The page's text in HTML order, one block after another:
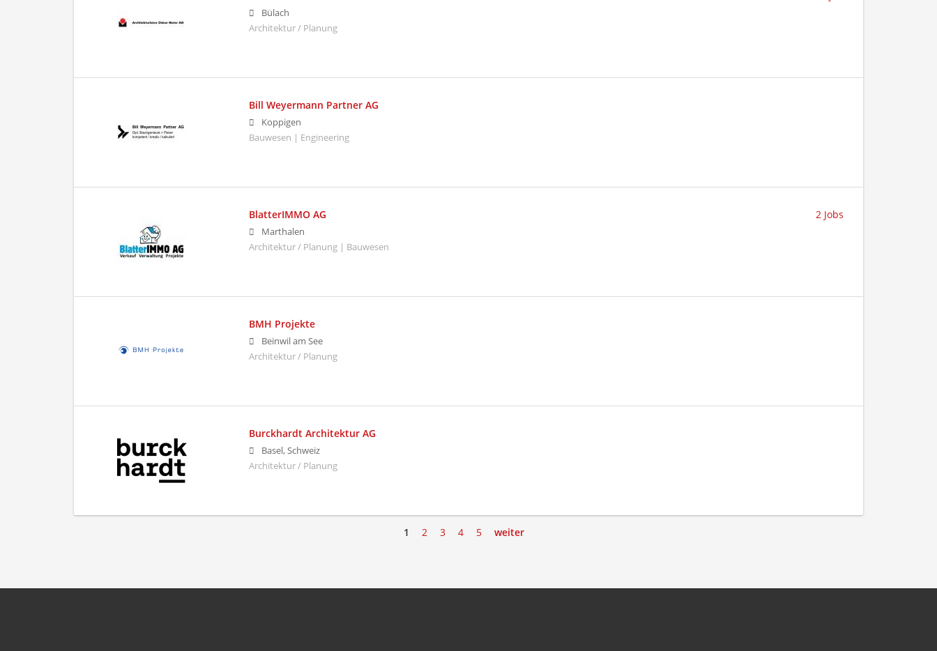
Bülach
Architektur / Planung
Bill Weyermann Partner AG
Koppigen
Bauwesen | Engineering
BlatterIMMO AG
Marthalen
Architektur / Planung | Bauwesen
2 Jobs
BMH Projekte
Beinwil am See
Architektur / Planung
Burckhardt Architektur AG
Basel, Schweiz
Architektur / Planung
1 2 3 4 5 weiter